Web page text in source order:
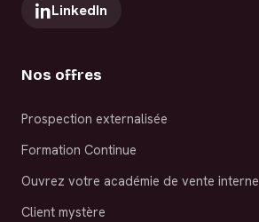
LinkedIn
Nos offres
Prospection externalisée
Formation Continue
Ouvrez votre académie de vente interne
Client mystère